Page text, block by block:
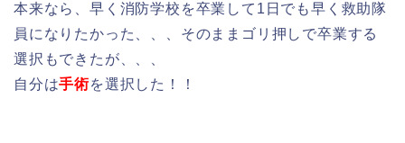
本来なら、早く消防学校を卒業して1日でも早く救助隊
員になりたかった、、、そのままゴリ押しで卒業する
選択もできたが、、、
自分は手術を選択した！！